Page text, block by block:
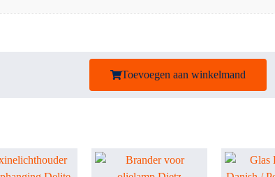
Toevoegen aan winkelmand